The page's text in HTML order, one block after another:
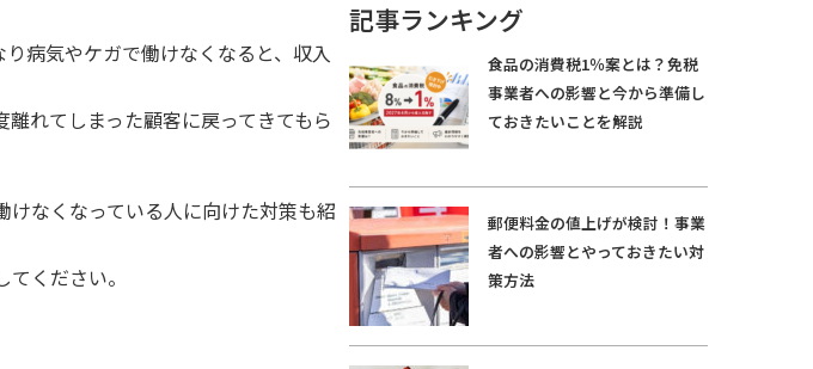
病気やケガで働けなくなると、収入
れてしまった顧客に戻ってきてもら
なくなっている人に向けた対策も紹
ください。
記事ランキング
食品の消費税1％案とは？免税
事業者への影響と今から準備し
ておきたいことを解説
郵便料金の値上げが検討！事業
者への影響とやっておきたい対
策方法